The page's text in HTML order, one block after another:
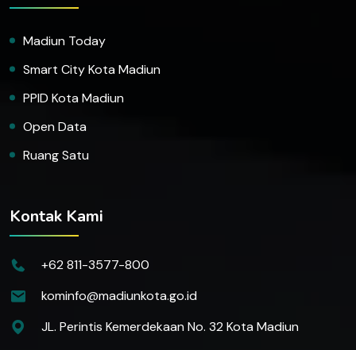
Madiun Today
Smart City Kota Madiun
PPID Kota Madiun
Open Data
Ruang Satu
Kontak Kami
+62 811-3577-800
kominfo@madiunkota.go.id
JL. Perintis Kemerdekaan No. 32 Kota Madiun